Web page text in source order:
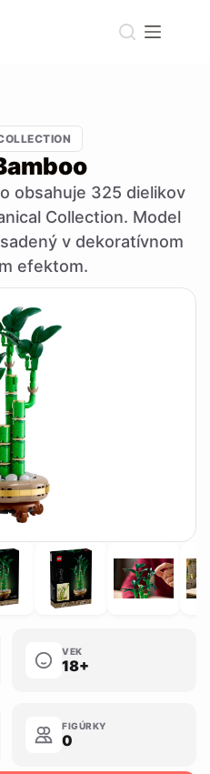
obsahuje 325 dielikov
Collection. Model
v dekoratívnom
efektom.
VEK
18+
FIGÚRKY
0